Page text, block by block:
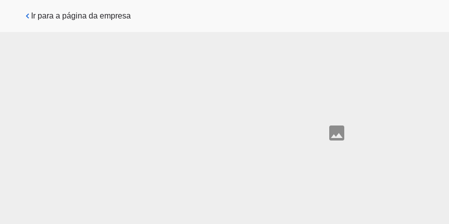
Pular para o conteúdo principal
Ir para a página da empresa